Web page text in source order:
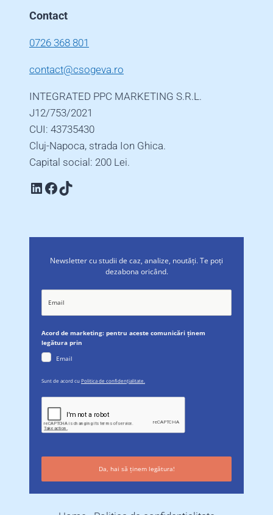
Contact
0726 368 801
contact@csogeva.ro
INTEGRATED PPC MARKETING S.R.L.
J12/753/2021
CUI: 43735430
Cluj-Napoca, strada Ion Ghica.
Capital social: 200 Lei.
Linkedin
Facebook
TikTok
Newsletter cu studii de caz, analize, noutăți. Te poți
dezabona oricând.
Acord de marketing: pentru aceste comunicări ținem
legătura prin
Email
Sunt de acord cuPolitica de confidențialitate.
Da, hai să ținem legătura!